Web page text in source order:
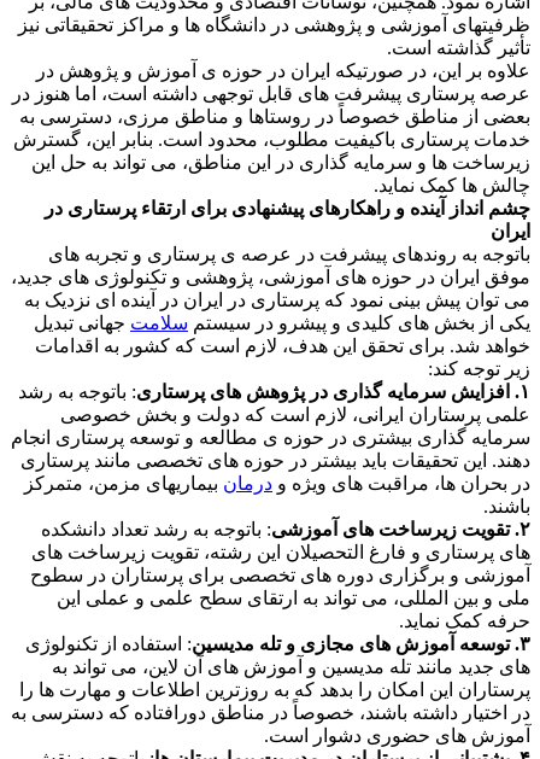
ظرفیتهای آموزشی و پژوهشی در دانشگاه ها و مراکز تحقیقاتی نیز
تأثیر گذاشته است.
علاوه بر این، در صورتیکه ایران در حوزه ی آموزش و پژوهش در
عرصه پرستاری پیشرفت های قابل توجهی داشته است، اما هنوز در
بعضی از مناطق خصوصاً در روستاها و مناطق مرزی، دسترسی به
خدمات پرستاری باکیفیت مطلوب، محدود است. بنابر این، گسترش
زیرساخت ها و سرمایه گذاری در این مناطق، می تواند به حل این
چالش ها کمک نماید.
چشم انداز آینده و راهکارهای پیشنهادی برای ارتقاء پرستاری در
ایران
باتوجه به روندهای پیشرفت در عرصه ی پرستاری و تجربه های
موفق ایران در حوزه های آموزشی، پژوهشی و تکنولوژی های جدید،
می توان پیش بینی نمود که پرستاری در ایران در آینده ای نزدیک به
یکی از بخش های کلیدی و پیشرو در سیستم سلامت جهانی تبدیل
خواهد شد. برای تحقق این هدف، لازم است که کشور به اقدامات
زیر توجه کند:
۱. افزایش سرمایه گذاری در پژوهش های پرستاری
: باتوجه به رشد
علمی پرستاران ایرانی، لازم است که دولت و بخش خصوصی
سرمایه گذاری بیشتری در حوزه ی مطالعه و توسعه پرستاری انجام
دهند. این تحقیقات باید بیشتر در حوزه های تخصصی مانند پرستاری
در بحران ها، مراقبت های ویژه و درمان بیماریهای مزمن، متمرکز
باشند.
۲. تقویت زیرساخت های آموزشی
: باتوجه به رشد تعداد دانشکده
های پرستاری و فارغ التحصیلان این رشته، تقویت زیرساخت های
آموزشی و برگزاری دوره های تخصصی برای پرستاران در سطوح
ملی و بین المللی، می تواند به ارتقای سطح علمی و عملی این
حرفه کمک نماید.
۳. توسعه آموزش های مجازی و تله مدیسین
: استفاده از تکنولوژی
های جدید مانند تله مدیسین و آموزش های آن لاین، می تواند به
پرستاران این امکان را بدهد که به روزترین اطلاعات و مهارت ها را
در اختیار داشته باشند، خصوصاً در مناطق دورافتاده که دسترسی به
آموزش های حضوری دشوار است.